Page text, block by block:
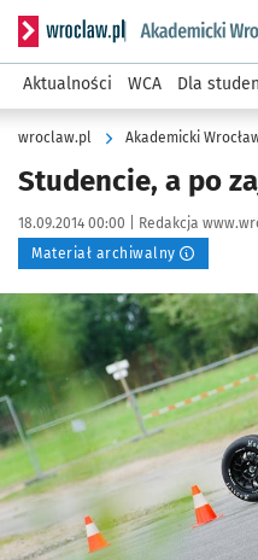
Serwis informacyjny
Aktualności WCA Dla
wroclaw.pl Akademicki
Studencie, a po
Data publikacji:
18.09.2014 00:00 | Autor:
Redakcja
Materiał archiwalny
Kliknij, aby powiększyć